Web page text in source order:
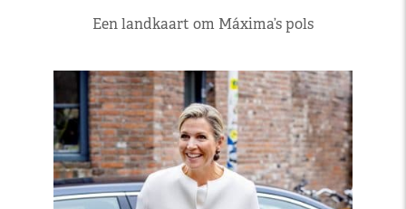
Een landkaart om Máxima’s pols